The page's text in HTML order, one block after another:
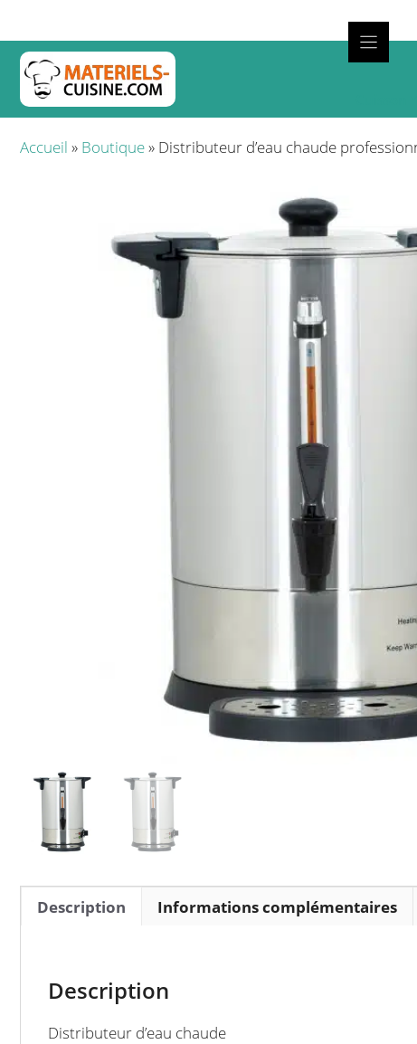
contenu
Accueil » Boutique» Distributeur d’eau chaude
Description Informations complémentaires
Description
Distributeur d’eau chaude